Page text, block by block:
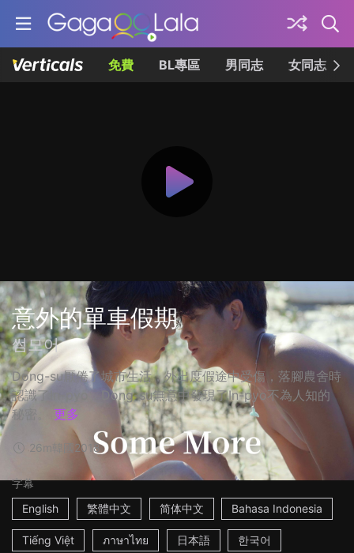
免費 BL專區 男同志 女同志
意外的單車假期
썸모어
Dong-su厭倦了城市生活，外出度假途中受傷，落腳農舍時
認識了In-pyo，Dong-su無意中發現了In-pyo不為人知的
秘密。
更多
26m韓國 2018
字幕
English
繁體中文 简体中文 Bahasa Indonesia
Tiếng Việt ภาษาไทย 日本語 한국어